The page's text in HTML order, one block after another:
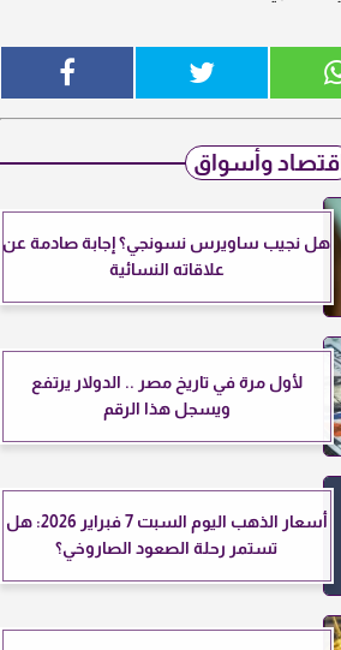
اقتصاد وأسواق
هل نجيب ساويرس نسونجي؟ إجابة صادمة عن
علاقاته النسائية
لأول مرة في تاريخ مصر .. الدولار يرتفع
ويسجل هذا الرقم
أسعار الذهب اليوم السبت 7 فبراير 2026: هل
تستمر رحلة الصعود الصاروخي؟